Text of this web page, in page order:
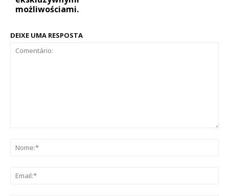
możliwościami.
DEIXE UMA RESPOSTA